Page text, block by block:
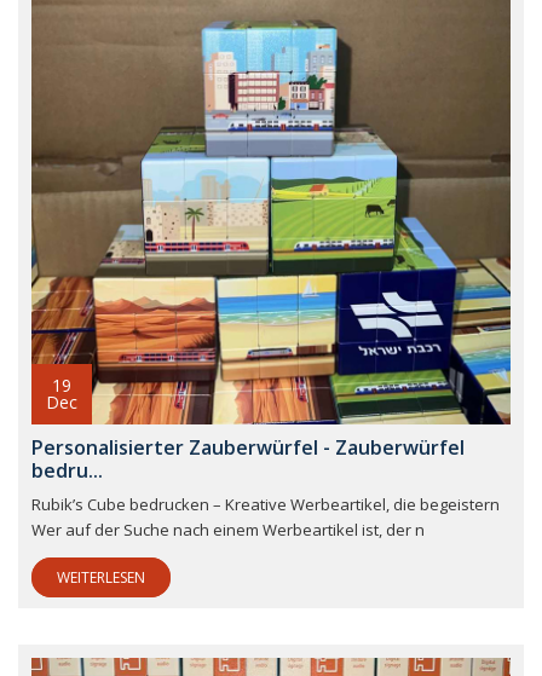
19
Dec
Personalisierter Zauberwürfel - Zauberwürfel
bedru...
Rubik’s Cube bedrucken – Kreative Werbeartikel, die begeistern
Wer auf der Suche nach einem Werbeartikel ist, der n
WEITERLESEN